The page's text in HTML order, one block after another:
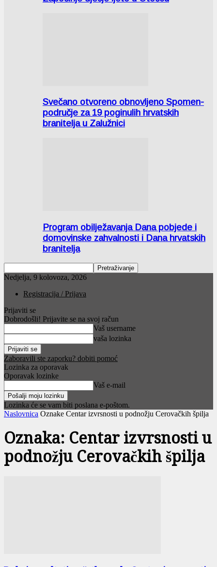
Svečano otvoreno obnovljeno Spomen-
područje za 19 poginulih hrvatskih
branitelja u Zalužnici
Program obilježavanja Dana pobjede i
domovinske zahvalnosti i Dana hrvatskih
branitelja
Nedjelja, 9 kolovoza, 2026
Registracija / Prijava
Prijaviti se
Dobrodošli! Prijavite se na svoj račun
Vaš username
vaša lozinka
Zaboravili ste zaporku? dobiti pomoć
Lozinka za oporavak
Oporavak lozinke
Vaš e-mail
Lozinka će se vam biti poslana e-poštom.
Naslovnica Oznake Centar izvrsnosti u podnožju Cerovačkih špilja
Oznaka: Centar izvrsnosti u
podnožju Cerovačkih špilja